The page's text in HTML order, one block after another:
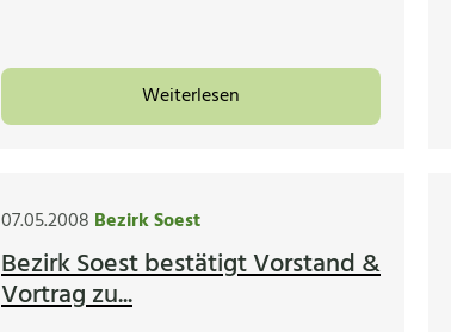
Weiterlesen
07.05.2008 Bezirk Soest
Bezirk Soest bestätigt Vorstand &
Vortrag zu...